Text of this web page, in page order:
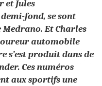
et Jules
fond, se sont
Et Charles
automobile
s’est produit dans de
Ces numéros
aux sportifs une